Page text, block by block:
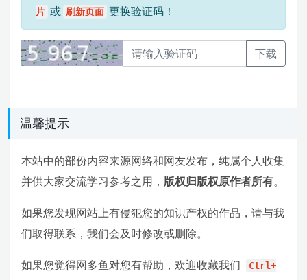
片 或 刷新页面 更换验证码！
下载
温馨提示
本站中的部份内容来源网络和网友发布，纯属个人收集
并供大家交流学习参考之用， 版权归版权原作者所有。
如果您发现网站上有侵犯您的知识产权的作品，请与我
们取得联系，我们会及时修改或删除。
如果您觉得网多鱼对您有帮助，欢迎收藏我们 Ctrl+